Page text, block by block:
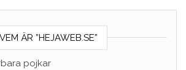
VEM ÄR ”HEJAWEB.SE”
pojkar